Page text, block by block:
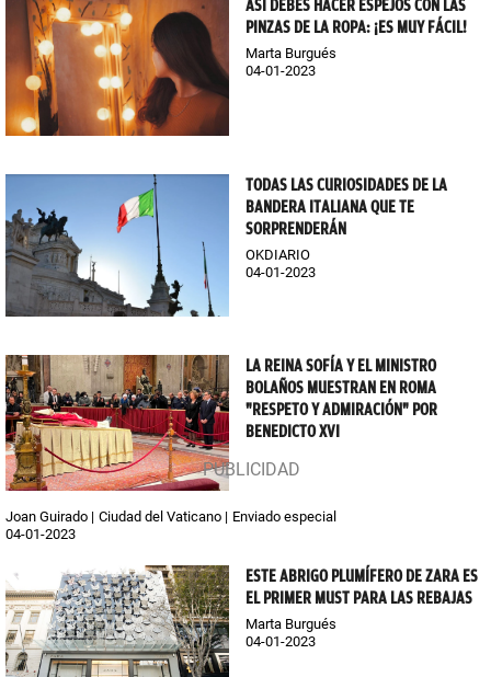
ASÍ DEBES HACER ESPEJOS CON LAS
PINZAS DE LA ROPA: ¡ES MUY FÁCIL!
Marta Burgués
04-01-2023
TODAS LAS CURIOSIDADES DE LA
BANDERA ITALIANA QUE TE
SORPRENDERÁN
OKDIARIO
04-01-2023
LA REINA SOFÍA Y EL MINISTRO
BOLAÑOS MUESTRAN EN ROMA
"RESPETO Y ADMIRACIÓN" POR
BENEDICTO XVI
Joan Guirado Ciudad del Vaticano
Enviado especial
04-01-2023
ESTE ABRIGO PLUMÍFERO DE ZARA ES
EL PRIMER MUST PARA LAS REBAJAS
Marta Burgués
04-01-2023